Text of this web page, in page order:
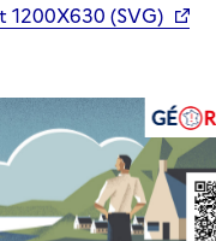
1200X630 (SVG)